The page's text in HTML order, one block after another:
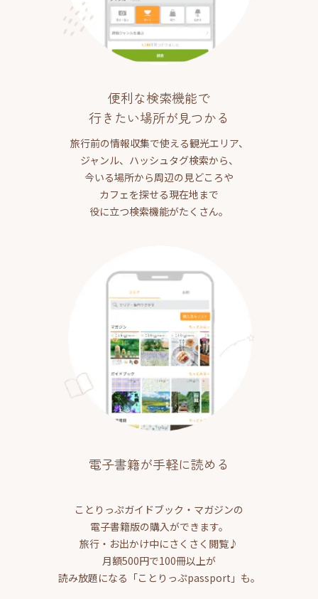
便利な検索機能で
行きたい場所が見つかる
旅行前の情報収集で使える観光エリア、
ジャンル、ハッシュタグ検索から、
今いる場所から周辺の見どころや
カフェを探せる現在地まで
役に立つ検索機能がたくさん。
電子書籍が手軽に読める
ことりっぷガイドブック・マガジンの
電子書籍版の購入ができます。
旅行・お出かけ中にさくさく閲覧♪
月額500円で100冊以上が
読み放題になる「ことりっぷpassport」も。